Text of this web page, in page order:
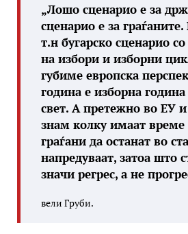
„Лошо сценарио е за
сценарио е за
т.н бугарско сценарио
на избори и изборни
губиме европска
година е изборна
свет. А претежно во ЕУ
знам колку имаат
граѓани да останат во
напредуваат, затоа што
значи регрес, а не
вели Груби.